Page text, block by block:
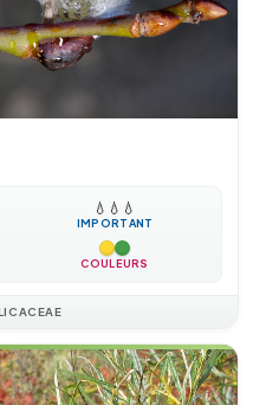
💧 💧 💧
IMPORTANT
COULEURS